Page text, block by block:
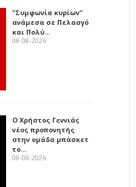
"Συμφωνία κυρίων"
ανάμεσα σε Πελασγό
και Πολύ…
08-08-2026
Ο Χρήστος Γεννιάς
νέος προπονητής
στην ομάδα μπάσκετ
το…
08-08-2026